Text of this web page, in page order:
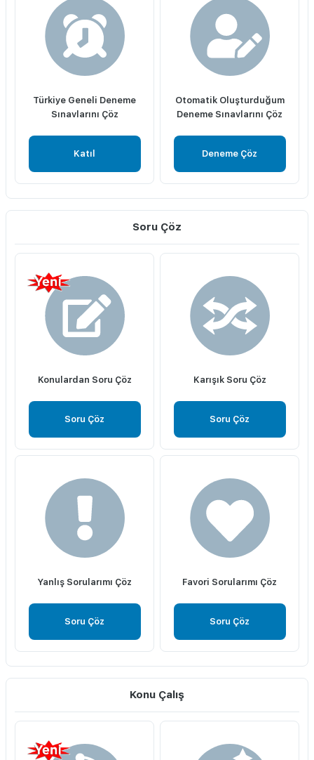
Türkiye Geneli Deneme
Sınavlarını Çöz
Katıl
Otomatik Oluşturduğum
Deneme Sınavlarını Çöz
Deneme Çöz
Soru Çöz
Konulardan Soru Çöz
Soru Çöz
Karışık Soru Çöz
Soru Çöz
Yanlış Sorularımı Çöz
Soru Çöz
Favori Sorularımı Çöz
Soru Çöz
Konu Çalış